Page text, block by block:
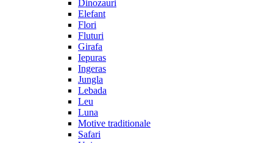
Dinozauri
Elefant
Flori
Fluturi
Girafa
Iepuras
Ingeras
Jungla
Lebada
Leu
Luna
Motive traditionale
Safari